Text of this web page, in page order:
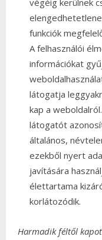
végéig kerülnek
funkciók
A felhasználói
információkat
látogatja
kap a
látogatót
általános,
ezekből nyert
javítására
élettartama
korlátozódik.
Harmadik féltől